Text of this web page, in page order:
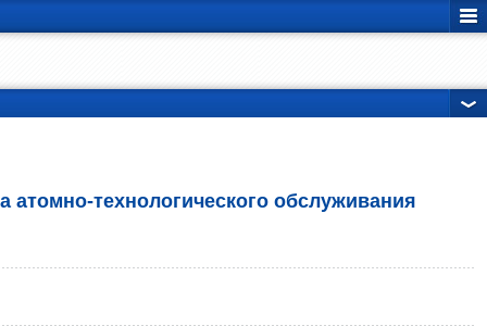
технологического обслуживания